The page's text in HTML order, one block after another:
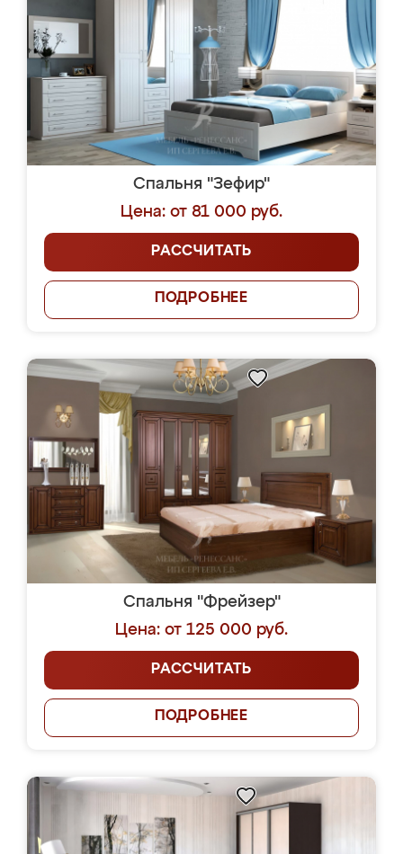
Спальня "Зефир"
Цена: от 81 000 руб.
РАССЧИТАТЬ
ПОДРОБНЕЕ
Спальня "Фрейзер"
Цена: от 125 000 руб.
РАССЧИТАТЬ
ПОДРОБНЕЕ